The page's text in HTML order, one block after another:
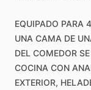
EQUIPADO PARA 4
UNA CAMA DE
DEL COMEDOR SE
COCINA CON
EXTERIOR,